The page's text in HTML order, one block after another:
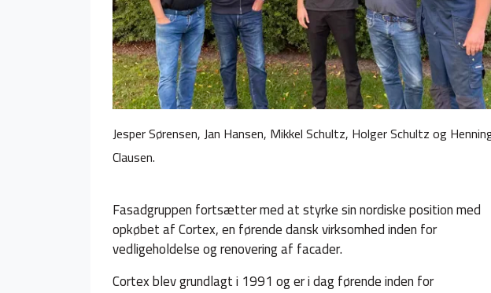
Jesper Sørensen, Jan Hansen, Mikkel Schultz, Holger Schultz og
Clausen.
Fasadgruppen fortsætter med at styrke sin nordiske position med
opkøbet af Cortex, en førende dansk virksomhed inden for
vedligeholdelse og renovering af facader.
Cortex blev grundlagt i 1991 og er i dag førende inden for